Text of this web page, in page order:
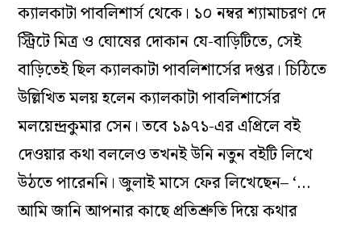
ক্যালকাটা পাবলিশার্স থেকে। ১০ নম্বর শ্যামাচরণ দে
স্ট্রিটে মিত্র ও ঘোষের দোকান যে-বাড়িটিতে, সেই
বাড়িতেই ছিল ক্যালকাটা পাবলিশার্সের দপ্তর। চিঠিতে
উল্লিখিত মলয় হলেন ক্যালকাটা পাবলিশার্সের
মলয়েন্দ্রকুমার সেন। তবে ১৯৭১-এর এপ্রিলে বই
দেওয়ার কথা বললেও তখনই উনি নতুন বইটি লিখে
উঠতে পারেননি। জুলাই মাসে ফের লিখেছেন– ‘…
আমি জানি আপনার কাছে প্রতিশ্রুতি দিয়ে কথার